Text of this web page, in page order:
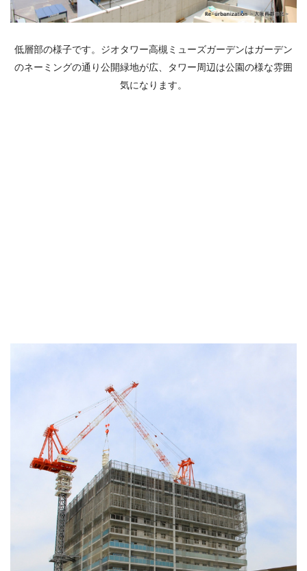
低層部の様子です。ジオタワー高槻ミューズガーデンはガーデン
のネーミングの通り公開緑地が広、タワー周辺は公園の様な雰囲
気になります。